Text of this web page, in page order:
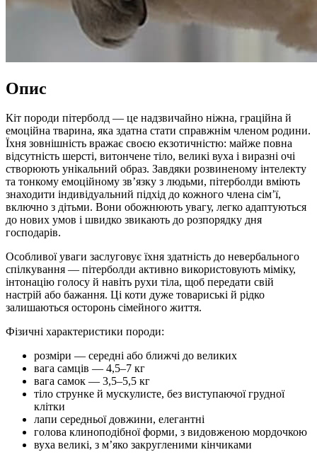
Опис
Кіт породи пітерболд — це надзвичайно ніжна, граційна й
емоційна тварина, яка здатна стати справжнім членом родини.
Їхня зовнішність вражає своєю екзотичністю: майже повна
відсутність шерсті, витончене тіло, великі вуха і виразні очі
створюють унікальний образ. Завдяки розвиненому інтелекту
та тонкому емоційному зв’язку з людьми, пітерболди вміють
знаходити індивідуальний підхід до кожного члена сім’ї,
включно з дітьми. Вони обожнюють увагу, легко адаптуються
до нових умов і швидко звикають до розпорядку дня
господарів.
Особливої уваги заслуговує їхня здатність до невербального
спілкування — пітерболди активно використовують міміку,
інтонацію голосу й навіть рухи тіла, щоб передати свій
настрій або бажання. Ці коти дуже товариські й рідко
залишаються осторонь сімейного життя.
Фізичні характеристики породи:
розміри — середні або ближчі до великих
вага самців — 4,5–7 кг
вага самок — 3,5–5,5 кг
тіло струнке й мускулисте, без виступаючої грудної
клітки
лапи середньої довжини, елегантні
голова клиноподібної форми, з видовженою мордочкою
вуха великі, з м’яко закругленими кінчиками